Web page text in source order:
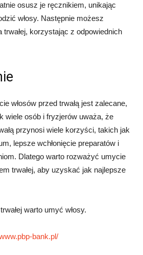
osusz je ręcznikiem, unikając
włosy. Następnie możesz
korzystając z odpowiednich
włosów przed trwałą jest zalecane,
wiele osób i fryzjerów uważa, że
przynosi wiele korzyści, takich jak
lepsze wchłonięcie preparatów i
Dlatego warto rozważyć umycie
trwałej, aby uzyskać jak najlepsze
warto umyć włosy.
bank.pl/